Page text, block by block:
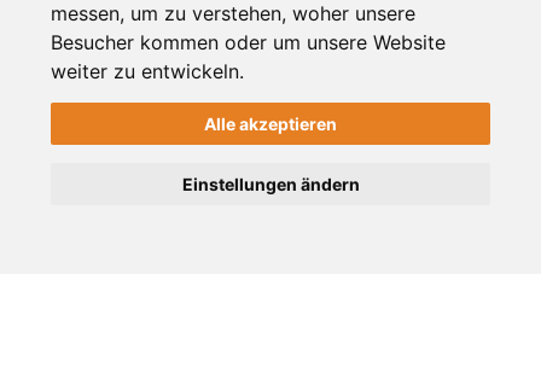
messen, um zu verstehen, woher unsere
Besucher kommen oder um unsere Website
weiter zu entwickeln.
Alle akzeptieren
Einstellungen ändern
Trümmerhaufen Fußball gespielt haben
und die Eltern saßen Kaffeetrinkend
daneben. Der Mann fragte die Eltern, wie
es ihnen ginge und sie antworteten mit
"alles oke, mir geht es gut". Dass diese